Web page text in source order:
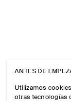
ANTES DE
Utilizamos
otras tecnologías